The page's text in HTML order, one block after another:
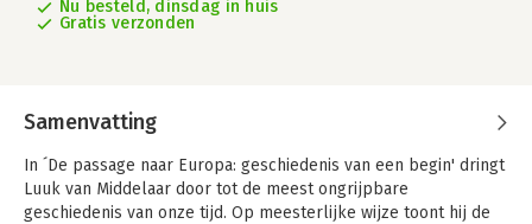
Nu besteld, dinsdag in huis
Gratis verzonden
Samenvatting
In ´De passage naar Europa: geschiedenis van een begin' dringt
Luuk van Middelaar door tot de meest ongrijpbare
geschiedenis van onze tijd. Op meesterlijke wijze toont hij de